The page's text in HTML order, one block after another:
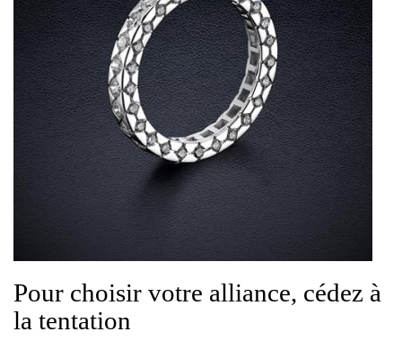
Pour choisir votre alliance, cédez à
la tentation